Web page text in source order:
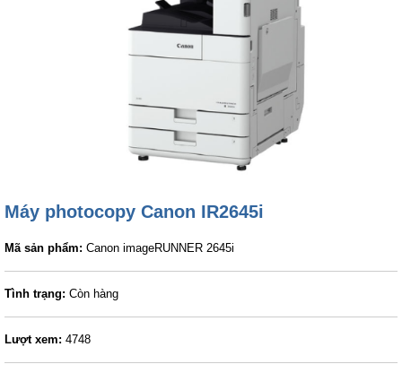
Máy photocopy Canon IR2645i
Mã sản phẩm: Canon imageRUNNER 2645i
Tình trạng: Còn hàng
Lượt xem: 4748